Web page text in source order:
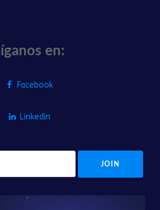
en:
Facebook
Linkedin